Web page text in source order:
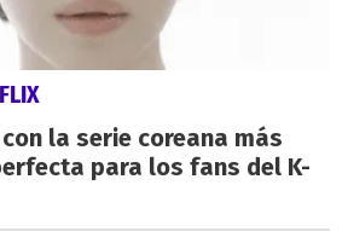
la serie coreana más
para los fans del K-